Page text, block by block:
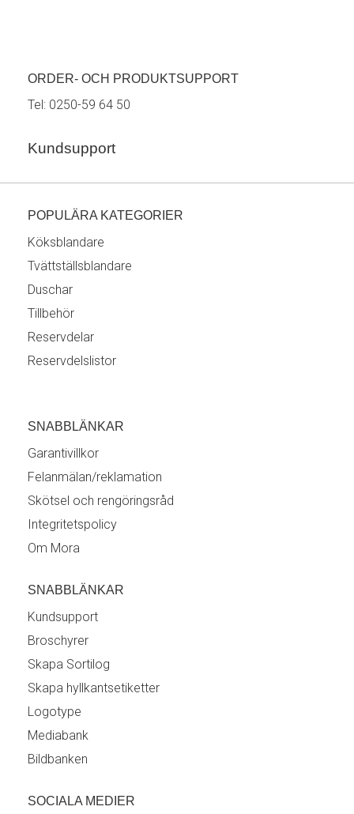
ORDER- OCH PRODUKTSUPPORT
Tel: 0250-59 64 50
Kundsupport
POPULÄRA KATEGORIER
Köksblandare
Tvättställsblandare
Duschar
Tillbehör
Reservdelar
Reservdelslistor
SNABBLÄNKAR
Garantivillkor
Felanmälan/reklamation
Skötsel och rengöringsråd
Integritetspolicy
Om Mora
SNABBLÄNKAR
Kundsupport
Broschyrer
Skapa Sortilog
Skapa hyllkantsetiketter
Logotype
Mediabank
Bildbanken
SOCIALA MEDIER